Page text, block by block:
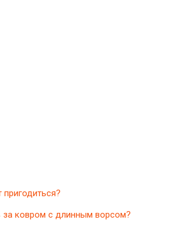
за ковром с длинным ворсом?